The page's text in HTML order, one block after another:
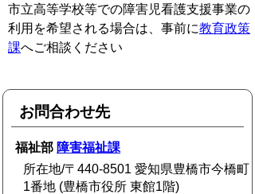
市立高等学校等での障害児看護支援事業の
利用を希望される場合は、事前に教育政策
課へご相談ください
お問合わせ先
福祉部 障害福祉課
所在地/〒440-8501 愛知県豊橋市今橋町
1番地 (豊橋市役所 東館1階)